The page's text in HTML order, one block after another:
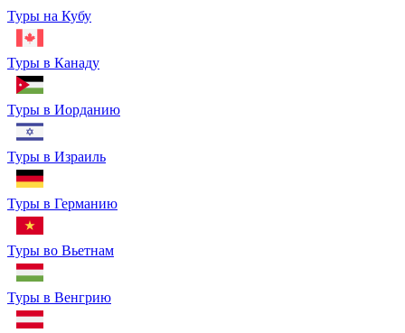
Туры на Кубу
Туры в Канаду
Туры в Иорданию
Туры в Израиль
Туры в Германию
Туры во Вьетнам
Туры в Венгрию